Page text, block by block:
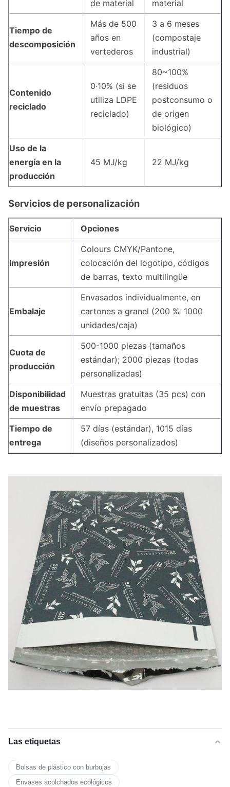
de material material
Tiempo de
descomposición
Más de 500
años en
vertederos
3 a 6 meses
(compostaje
industrial)
Contenido
reciclado
0·10% (si se
utiliza LDPE
reciclado)
80~100%
(residuos
postconsumo o
de origen
biológico)
Uso de la
energía en la
producción
45 MJ/kg 22 MJ/kg
Servicios de personalización
Servicio Opciones
Impresión
Colours CMYK/Pantone,
colocación del logotipo, códigos
de barras, texto multilingüe
Embalaje
Envasados individualmente, en
cartones a granel (200 ‰ 1000
unidades/caja)
Cuota de
producción
500-1000 piezas (tamaños
estándar); 2000 piezas (todas
personalizadas)
Disponibilidad
de muestras
Muestras gratuitas (35 pcs) con
envío prepagado
Tiempo de
entrega
5­7 días (estándar), 10­15 días
(diseños personalizados)
Las etiquetas
Bolsas de plástico con burbujas
Envases acolchados ecológicos